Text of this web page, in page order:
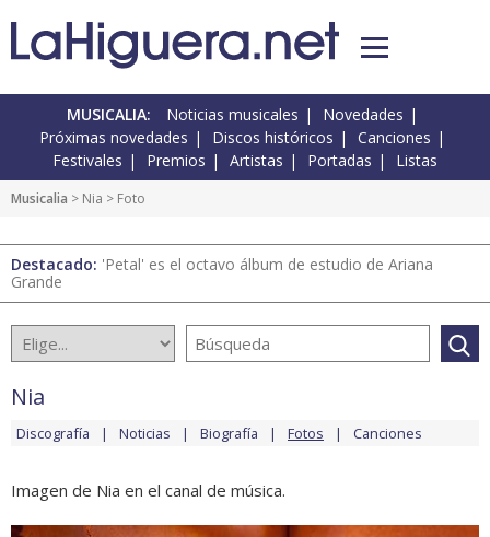
MUSICALIA: Noticias musicales
Novedades
Próximas novedades
Discos históricos
Canciones
Festivales
Premios Artistas Portadas Listas
Musicalia > Nia > Foto
Destacado: 'Petal' es el octavo álbum de estudio de Ariana
Grande
Nia
Discografía Noticias Biografía Fotos Canciones
Imagen de Nia en el canal de música.